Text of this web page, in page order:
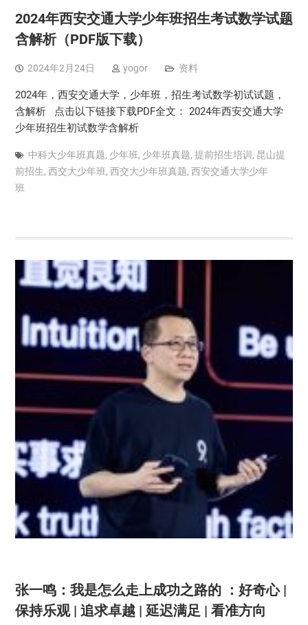
2024年西安交通大学少年班招生考试数学试题
含解析（PDF版下载）
2024年2月24日 yogor 资料
2024年，西安交通大学，少年班，招生考试数学初试试题，
含解析 点击以下链接下载PDF全文： 2024年西安交通大学
少年班招生初试数学含解析
中科大少年班真题, 少年班, 少年班真题, 提前招生培训 , 昆山提
前招生, 西交大少年班, 西交大少年班真题, 西安交通大学少年
班
张一鸣：我是怎么走上成功之路的 ：好奇心 |
保持乐观 | 追求卓越 | 延迟满足 | 看准方向